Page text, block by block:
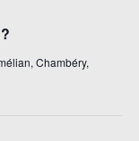
Chambéry,